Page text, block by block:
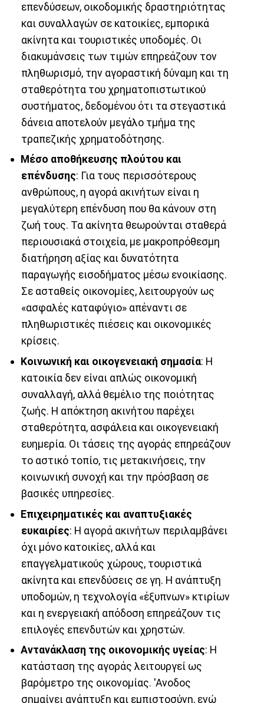
επενδύσεων, οικοδομικής δραστηριότητας
και συναλλαγών σε κατοικίες, εμπορικά
ακίνητα και τουριστικές υποδομές. Οι
διακυμάνσεις των τιμών επηρεάζουν τον
πληθωρισμό, την αγοραστική δύναμη και τη
σταθερότητα του χρηματοπιστωτικού
συστήματος, δεδομένου ότι τα στεγαστικά
δάνεια αποτελούν μεγάλο τμήμα της
τραπεζικής χρηματοδότησης.
Μέσο αποθήκευσης πλούτου και
επένδυσης: Για τους περισσότερους
ανθρώπους, η αγορά ακινήτων είναι η
μεγαλύτερη επένδυση που θα κάνουν στη
ζωή τους. Τα ακίνητα θεωρούνται σταθερά
περιουσιακά στοιχεία, με μακροπρόθεσμη
διατήρηση αξίας και δυνατότητα
παραγωγής εισοδήματος μέσω ενοικίασης.
Σε ασταθείς οικονομίες, λειτουργούν ως
«ασφαλές καταφύγιο» απέναντι σε
πληθωριστικές πιέσεις και οικονομικές
κρίσεις.
Κοινωνική και οικογενειακή σημασία: Η
κατοικία δεν είναι απλώς οικονομική
συναλλαγή, αλλά θεμέλιο της ποιότητας
ζωής. Η απόκτηση ακινήτου παρέχει
σταθερότητα, ασφάλεια και οικογενειακή
ευημερία. Οι τάσεις της αγοράς επηρεάζουν
το αστικό τοπίο, τις μετακινήσεις, την
κοινωνική συνοχή και την πρόσβαση σε
βασικές υπηρεσίες.
Επιχειρηματικές και αναπτυξιακές
ευκαιρίες: Η αγορά ακινήτων περιλαμβάνει
όχι μόνο κατοικίες, αλλά και
επαγγελματικούς χώρους, τουριστικά
ακίνητα και επενδύσεις σε γη. Η ανάπτυξη
υποδομών, η τεχνολογία «έξυπνων» κτιρίων
και η ενεργειακή απόδοση επηρεάζουν τις
επιλογές επενδυτών και χρηστών.
Αντανάκλαση της οικονομικής υγείας: Η
κατάσταση της αγοράς λειτουργεί ως
βαρόμετρο της οικονομίας. 'Ανοδος
σημαίνει ανάπτυξη και εμπιστοσύνη, ενώ